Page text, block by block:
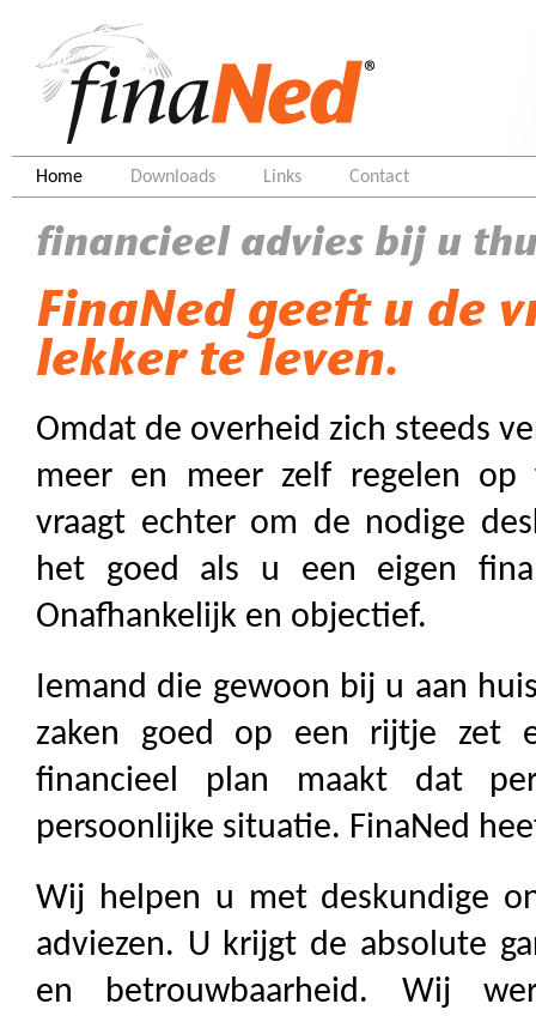
Home Downloads Links Contact
financieel advies bij u
FinaNed geeft u de
lekker te leven.
Omdat de overheid zich steeds
meer en meer zelf regelen op
vraagt echter om de nodige
het goed als u een eigen
Onafhankelijk en objectief.
Iemand die gewoon bij u aan
zaken goed op een rijtje zet
financieel plan maakt dat
persoonlijke situatie. FinaNed
Wij helpen u met deskundige
adviezen. U krijgt de absolute
en betrouwbaarheid. Wij